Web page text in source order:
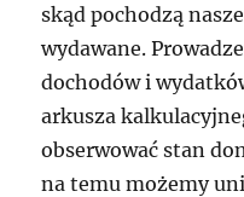
skąd pochodzą
wydawane.
dochodów i
arkusza
obserwować stan
na temu możemy